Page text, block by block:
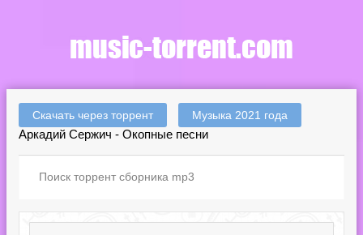
Скачать через торрент Музыка 2021 года
Аркадий Сержич - Окопные песни